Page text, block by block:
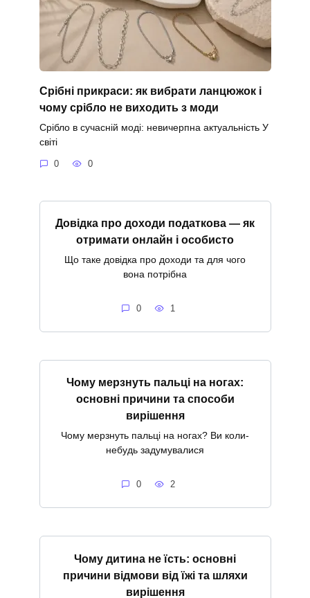
Срібні прикраси: як вибрати ланцюжок і
чому срібло не виходить з моди
Срібло в сучасній моді: невичерпна актуальність У
світі
0 0
Довідка про доходи податкова — як
отримати онлайн і особисто
Що таке довідка про доходи та для чого
вона потрібна
0 1
Чому мерзнуть пальці на ногах:
основні причини та способи
вирішення
Чому мерзнуть пальці на ногах? Ви коли-
небудь задумувалися
0 2
Чому дитина не їсть: основні
причини відмови від їжі та шляхи
вирішення